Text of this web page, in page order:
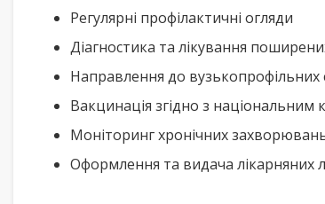
Регулярні профілактичні огляди
Діагностика та лікування
Направлення до вузькопрофільних
Вакцинація згідно з
Моніторинг хронічних
Оформлення та видача лікарняних